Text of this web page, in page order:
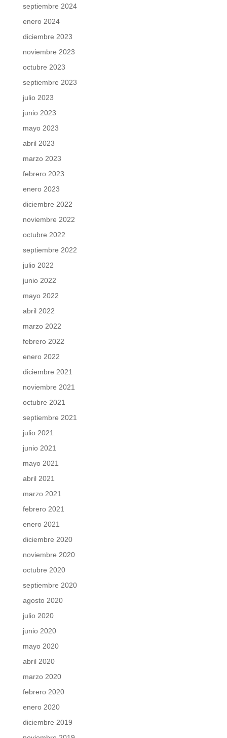
septiembre 2024
enero 2024
diciembre 2023
noviembre 2023
octubre 2023
septiembre 2023
julio 2023
junio 2023
mayo 2023
abril 2023
marzo 2023
febrero 2023
enero 2023
diciembre 2022
noviembre 2022
octubre 2022
septiembre 2022
julio 2022
junio 2022
mayo 2022
abril 2022
marzo 2022
febrero 2022
enero 2022
diciembre 2021
noviembre 2021
octubre 2021
septiembre 2021
julio 2021
junio 2021
mayo 2021
abril 2021
marzo 2021
febrero 2021
enero 2021
diciembre 2020
noviembre 2020
octubre 2020
septiembre 2020
agosto 2020
julio 2020
junio 2020
mayo 2020
abril 2020
marzo 2020
febrero 2020
enero 2020
diciembre 2019